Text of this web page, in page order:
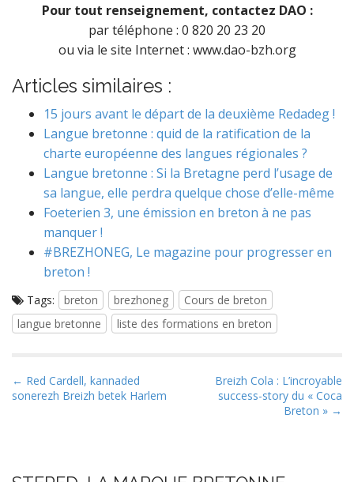
Pour tout renseignement, contactez DAO :
par téléphone : 0 820 20 23 20
ou via le site Internet : www.dao-bzh.org
Articles similaires :
15 jours avant le départ de la deuxième Redadeg !
Langue bretonne : quid de la ratification de la
charte européenne des langues régionales ?
Langue bretonne : Si la Bretagne perd l’usage de
sa langue, elle perdra quelque chose d’elle-même
Foeterien 3, une émission en breton à ne pas
manquer !
#BREZHONEG, Le magazine pour progresser en
breton !
Tags: breton brezhoneg
Cours de breton
langue bretonne
liste des formations en breton
P
o
← Red Cardell, kannaded
sonerezh Breizh betek Harlem
Breizh Cola : L’incroyable
success-story du « Coca
Breton » →